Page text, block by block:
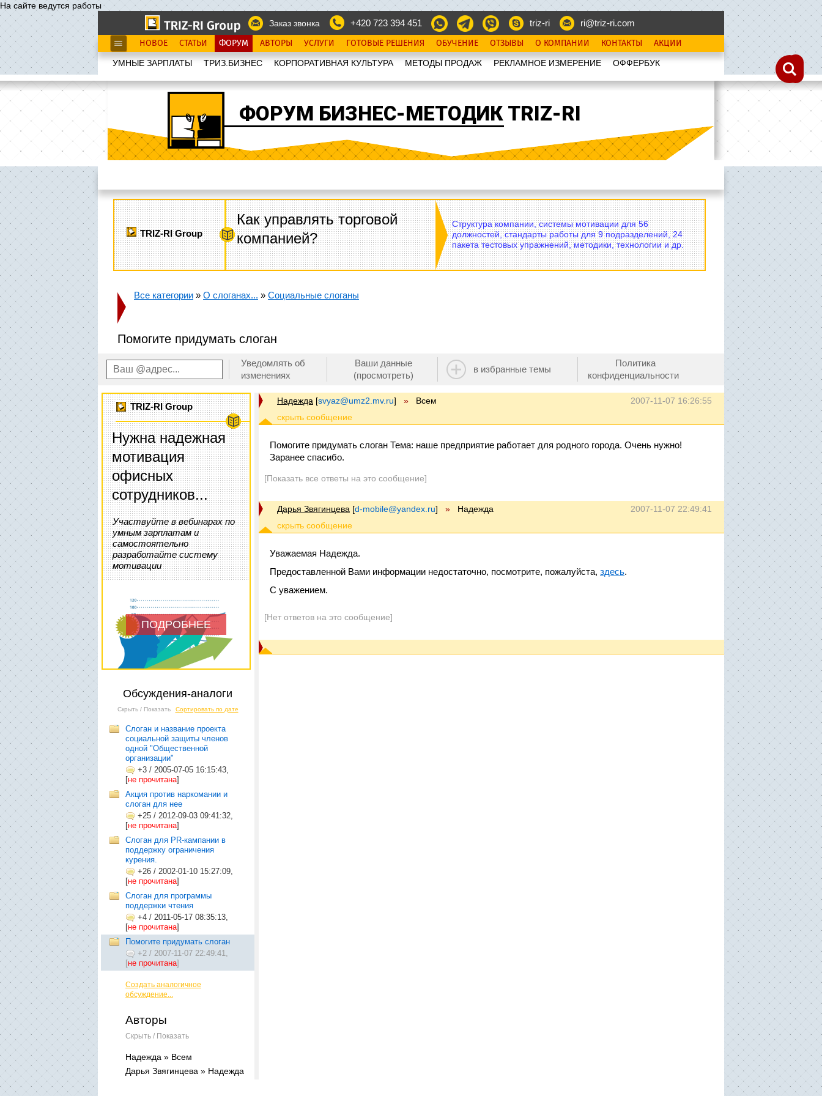
На сайте ведутся работы
Заказ звонка
+420 723 394 451 triz-ri ri@triz-ri.com
НОВОЕ СТАТЬИ ФОРУМ АВТОРЫ УСЛУГИ ГОТОВЫЕ РЕШЕНИЯ ОБУЧЕНИЕ ОТЗЫВЫ О КОМПАНИИ КОНТАКТЫ АКЦИИ
УМНЫЕ ЗАРПЛАТЫ ТРИЗ.БИЗНЕС КОРПОРАТИВНАЯ КУЛЬТУРА МЕТОДЫ ПРОДАЖ РЕКЛАМНОЕ ИЗМЕРЕНИЕ OФФЕРБУК
ФОРУМ БИЗНЕС-МЕТОДИК TRIZ-RI
TRIZ-RI Group
Как управлять торговой
компанией?
Структура компании, системы мотивации для 56
должностей, стандарты работы для 9 подразделений, 24
пакета тестовых упражнений, методики, технологии и др.
Все категории » О слоганах... » Социальные слоганы
Помогите придумать слоган
Уведомлять об
изменениях
Ваши данные
(просмотреть)
в избранные темы
Политика
конфиденциальности
TRIZ-RI Group
Нужна надежная
мотивация
офисных
сотрудников...
Участвуйте в вебинарах по
умным зарплатам и
самостоятельно
разработайте систему
мотивации
ПОДРОБНЕЕ
Обсуждения-аналоги
Скрыть / Показать Сортировать по дате
Слоган и название проекта
социальной защиты членов
одной "Общественной
организации"
+3 / 2005-07-05 16:15:43,
[не прочитана]
Акция против наркомании и
слоган для нее
+25 / 2012-09-03 09:41:32,
[не прочитана]
Слоган для PR-кампании в
поддержку ограничения
курения.
+26 / 2002-01-10 15:27:09,
[не прочитана]
Слоган для программы
поддержки чтения
+4 / 2011-05-17 08:35:13,
[не прочитана]
Помогите придумать слоган
+2 / 2007-11-07 22:49:41,
[не прочитана]
Создать аналогичное
обсуждение...
Авторы
Скрыть / Показать
Надежда » Всем
Дарья Звягинцева » Надежда
2007-11-07 16:26:55
Надежда [svyaz@umz2.mv.ru] » Всем
Помогите придумать слоган Тема: наше предприятие работает для родного города. Очень нужно!
Заранее спасибо.
[Показать все ответы на это сообщение]
2007-11-07 22:49:41
Дарья Звягинцева [d-mobile@yandex.ru] » Надежда
Уважаемая Надежда.
Предоставленной Вами информации недостаточно, посмотрите, пожалуйста, здесь.
С уважением.
[Нет ответов на это сообщение]